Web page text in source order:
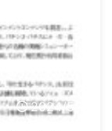
2024/5/14